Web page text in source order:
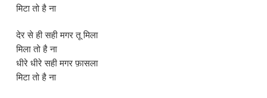
मिटा तो है ना
देर से ही सही मगर तू मिला
मिला तो है ना
धीरे धीरे सही मगर फ़ासला
मिटा तो है ना